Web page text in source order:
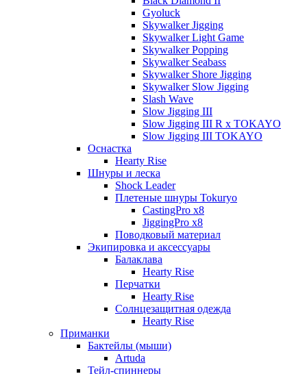
Gyoluck
Skywalker Jigging
Skywalker Light Game
Skywalker Popping
Skywalker Seabass
Skywalker Shore Jigging
Skywalker Slow Jigging
Slash Wave
Slow Jigging III
Slow Jigging III R x TOKAYO
Slow Jigging III TOKAYO
Оснастка
Hearty Rise
Шнуры и леска
Shock Leader
Плетеные шнуры Tokuryo
CastingPro x8
JiggingPro x8
Поводковый материал
Экипировка и аксессуары
Балаклава
Hearty Rise
Перчатки
Hearty Rise
Солнцезащитная одежда
Hearty Rise
Приманки
Бактейлы (мыши)
Artuda
Тейл-спиннеры